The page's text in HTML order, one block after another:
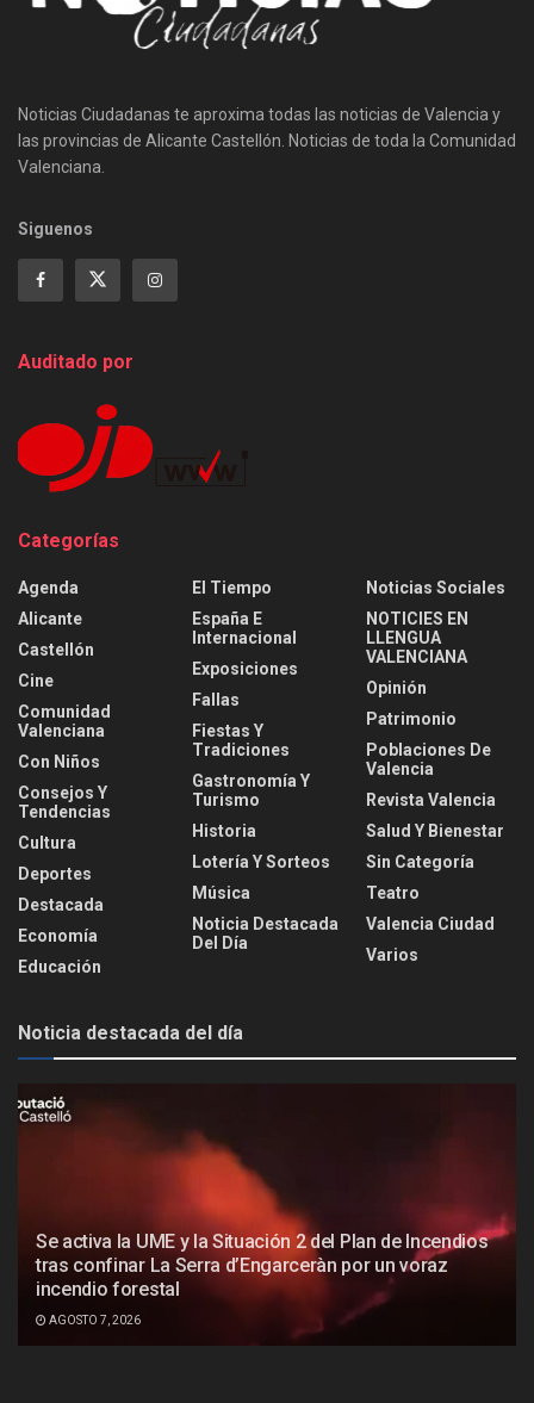
Noticias Ciudadanas te aproxima todas las noticias de Valencia y
las provincias de Alicante Castellón. Noticias de toda la Comunidad
Valenciana.
Siguenos
Auditado por
Categorías
Agenda
Alicante
Castellón
Cine
Comunidad
Valenciana
Con Niños
Consejos Y
Tendencias
Cultura
Deportes
Destacada
Economía
Educación
El Tiempo
España E
Internacional
Exposiciones
Fallas
Fiestas Y
Tradiciones
Gastronomía Y
Turismo
Historia
Lotería Y Sorteos
Música
Noticia Destacada
Del Día
Noticias Sociales
NOTICIES EN
LLENGUA
VALENCIANA
Opinión
Patrimonio
Poblaciones De
Valencia
Revista Valencia
Salud Y Bienestar
Sin Categoría
Teatro
Valencia Ciudad
Varios
Noticia destacada del día
Se activa la UME y la Situación 2 del Plan de Incendios
tras confinar La Serra d’Engarceràn por un voraz
incendio forestal
AGOSTO 7, 2026